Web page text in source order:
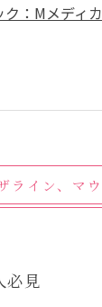
：Mメディ
ライン、マ
必見